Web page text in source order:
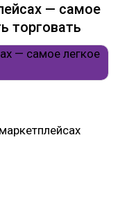
— самое
торговать